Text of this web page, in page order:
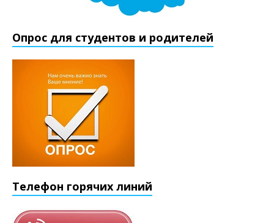
Опрос для студентов и родителей
Телефон горячих линий